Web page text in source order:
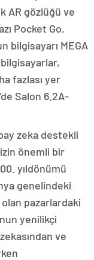
AR gözlüğü ve
Pocket Go,
bilgisayarı MEGA
fazlası yer
Salon 6.2A-
zeka destekli
önemli bir
yıldönümü
genelindeki
pazarlardaki
yenilikçi
ve